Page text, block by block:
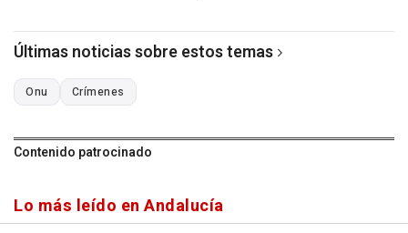
Últimas noticias sobre estos temas
Onu Crímenes
Contenido patrocinado
Lo más leído en Andalucía